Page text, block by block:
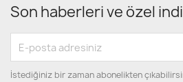
Son haberleri ve özel
İstediğiniz bir zaman abonelikten